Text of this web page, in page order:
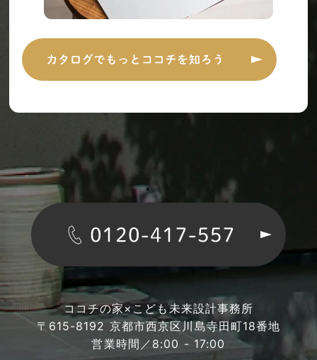
ココチの家×こども未来設計事務所
〒615-8192 京都市西京区川島寺田町18番地
営業時間／8:00 - 17:00